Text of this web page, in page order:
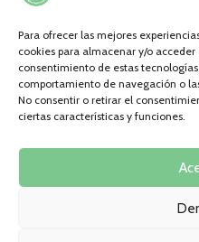
Para ofrecer las mejores
cookies para almacenar y/o
consentimiento de estas
comportamiento de navegación o
No consentir o retirar el
ciertas características y funciones.
Nutricionista,
profesional.
EL CLUB